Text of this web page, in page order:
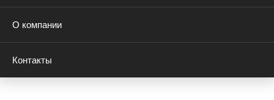
О компании
Контакты